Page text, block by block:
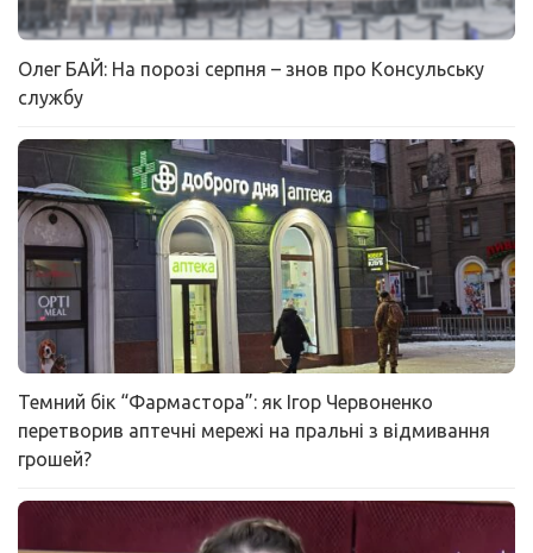
Олег БАЙ: На порозі серпня – знов про Консульську
службу
Темний бік “Фармастора”: як Ігор Червоненко
перетворив аптечні мережі на пральні з відмивання
грошей?